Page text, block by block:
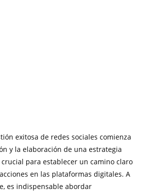
exitosa de redes sociales comienza
y la elaboración de una estrategia
crucial para establecer un camino claro
en las plataformas digitales. A
es indispensable abordar